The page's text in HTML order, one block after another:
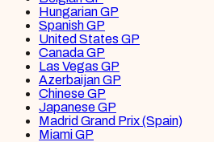
Hungarian GP
Spanish GP
United States GP
Canada GP
Las Vegas GP
Azerbaijan GP
Chinese GP
Japanese GP
Madrid Grand Prix (Spain)
Miami GP